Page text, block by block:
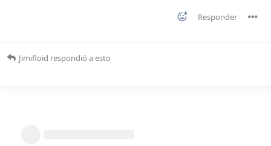
Responder
Jimifloid respondió a esto